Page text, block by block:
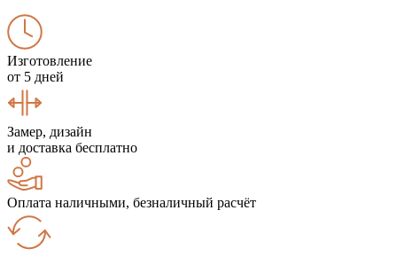
Изготовление
от 5 дней
Замер, дизайн
и доставка бесплатно
Оплата наличными, безналичный расчёт